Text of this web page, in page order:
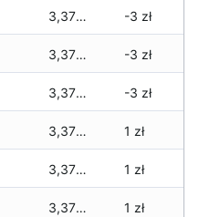
3,370 zł -3 zł
3,370 zł -3 zł
3,370 zł -3 zł
3,370 zł 1 zł
3,370 zł 1 zł
3,370 zł 1 zł